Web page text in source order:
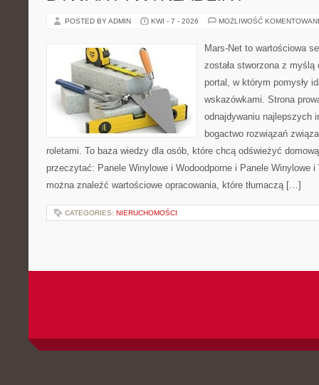
POSTED BY ADMIN KWI - 7 - 2026 MOŻLIWOŚĆ
Mars-Net to wartościowa
została stworzona z
portal, w którym pomysły
wskazówkami. Strona
odnajdywaniu najlepszych
bogactwo rozwiązań
roletami. To baza wiedzy dla osób, które chcą odświeżyć
przeczytać: Panele Winylowe i Wodoodporne i Panele Winylowe i
można znaleźć wartościowe opracowania, które tłumaczą […]
CATEGORIES: NIERUCHOMOŚCI